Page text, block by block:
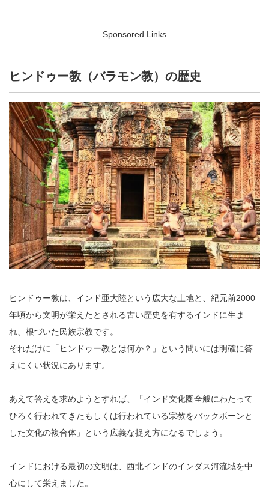
Sponsored Links
ヒンドゥー教（バラモン教）の歴史
ヒンドゥー教は、インド亜大陸という広大な土地と、紀元前2000
年頃から文明が栄えたとされる古い歴史を有するインドに生ま
れ、根づいた民族宗教です。
それだけに「ヒンドゥー教とは何か？」という問いには明確に答
えにくい状況にあります。
あえて答えを求めようとすれば、「インド文化圏全般にわたって
ひろく行われてきたもしくは行われている宗教をバックボーンと
した文化の複合体」という広義な捉え方になるでしょう。
インドにおける最初の文明は、西北インドのインダス河流域を中
心にして栄えました。